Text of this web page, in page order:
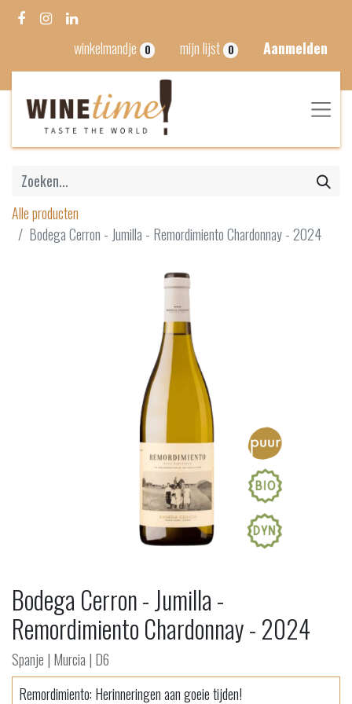
winkelmandje 0 mijn lijst 0 Aanmelden
Alle producten
Bodega Cerron - Jumilla - Remordimiento Chardonnay - 2024
Bodega Cerron - Jumilla -
Remordimiento Chardonnay - 2024
Spanje | Murcia | D6
Remordimiento: Herinneringen aan goeie tijden!